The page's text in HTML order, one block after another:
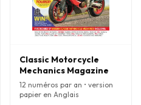
Classic Motorcycle
Mechanics Magazine
12 numéros par an • version
papier en Anglais